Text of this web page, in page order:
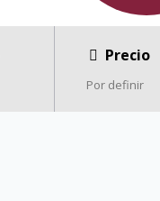
Precio
Por definir